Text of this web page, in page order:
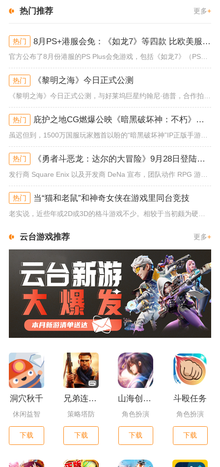
热门推荐 更多+
热门 8月PS+港服会免：《如龙7》等四款 比欧美服多一款
官方公布了8月份港服的PS Plus会免游戏，包括《如龙7》（PS4/PS5）、《小小梦魇》（PS4）、《托尼霍克职业滑...
热门 《黎明之海》今日正式公测
《黎明之海》今日正式公测，与好莱坞巨星约翰尼·德普，合作拍摄的宣传短片《冒险者的游戏》同步上线！沉浸式环球之旅 打造属于...
热门 庇护之地CG燃爆公映《暗黑破坏神：不朽》今日全平台上线
虽迟但到，1500万国服玩家翘首以盼的“暗黑破坏神”IP正版手游《暗黑破坏神：不朽》已于今日全平台上线！动作RPG王者再...
热门 《勇者斗恶龙：达尔的大冒险》9月28日登陆苹果谷歌应用商店
发行商 Square Enix 以及开发商 DeNa 宣布，团队动作 RPG 游戏《勇者斗恶龙：达尔的大冒险 魂之绊》将...
热门 当“猫和老鼠”和神奇女侠在游戏里同台竞技
云台游戏推荐 更多+
洞穴秋千
休闲益智
下载
兄弟连3：战争之子
策略塔防
下载
山海创世录一剑天逆
角色扮演
下载
斗殴任务
角色扮演
下载